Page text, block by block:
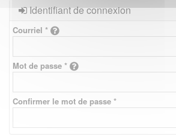
Identifiant de connexion
Courriel *
Mot de passe *
Confirmer le mot de passe *